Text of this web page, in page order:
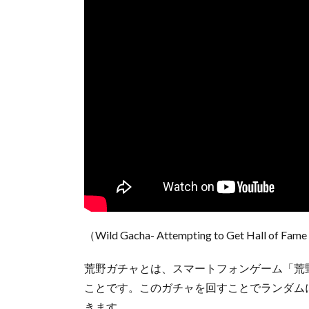
（Wild Gacha- Attempting to Get Hall of
荒野ガチャとは、スマートフォンゲーム「
ことです。このガチャを回すことでランダ